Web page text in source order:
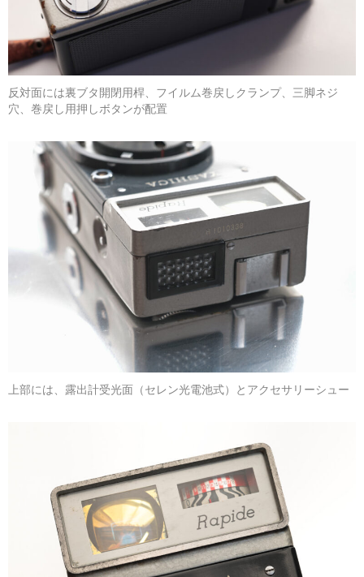
反対面には裏ブタ開閉用桿、フイルム巻戻しクランプ、三脚ネジ
穴、巻戻し用押しボタンが配置
上部には、露出計受光面（セレン光電池式）とアクセサリーシュー